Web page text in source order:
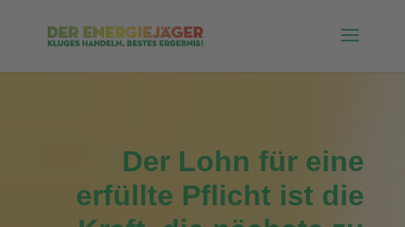
Der Lohn für eine
erfüllte Pflicht ist die